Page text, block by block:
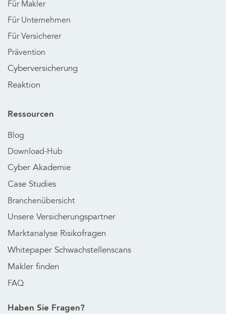
Für Makler
Für Unternehmen
Für Versicherer
Prävention
Cyberversicherung
Reaktion
Ressourcen
Blog
Download-Hub
Cyber Akademie
Case Studies
Branchenübersicht
Unsere Versicherungspartner
Marktanalyse Risikofragen
Whitepaper Schwachstellenscans
Makler finden
FAQ
Haben Sie Fragen?